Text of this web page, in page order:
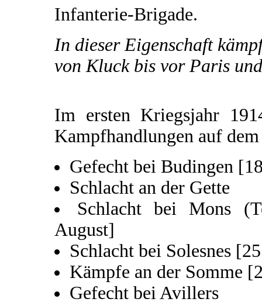
Infanterie-Brigade.
In dieser Eigenschaft
von Kluck bis vor Paris
Im ersten Kriegsjahr
Kampfhandlungen auf
Gefecht bei Budingen
Schlacht an der Gette
Schlacht bei Mons
August]
Schlacht bei Solesnes
Kämpfe an der Somme
Gefecht bei Avillers